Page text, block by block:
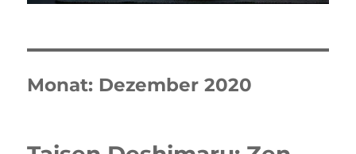
Monat: Dezember 2020